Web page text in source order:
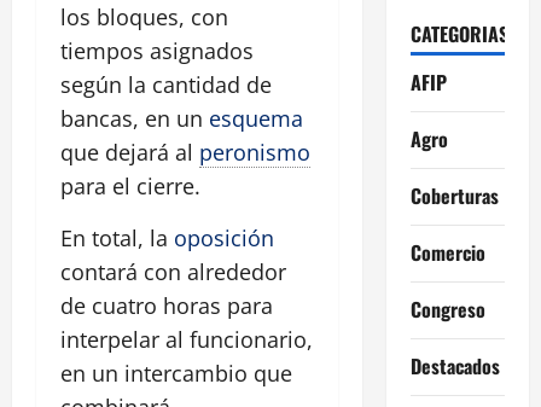
los bloques, con
tiempos asignados
según la cantidad de
bancas, en un esquema
que dejará al peronismo
para el cierre.
En total, la oposición
contará con alrededor
de cuatro horas para
interpelar al funcionario,
en un intercambio que
CATEGORIAS
AFIP
Agro
Coberturas
Comercio
Congreso
Destacados